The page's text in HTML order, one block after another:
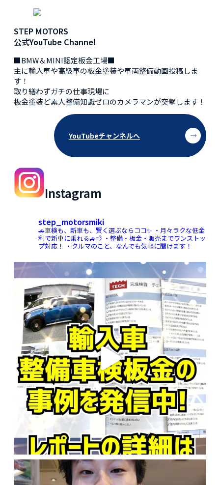
STEP MOTORS
公式YouTube Channel
■BMW＆MINI認定板金工場■
主に輸入車や高級車の板金塗装や車両整備動画投稿しま
す！
取り繕わずガチの仕事現場に
板金塗装ど素人整備知識ゼロのカメラマンが突撃します！
YouTubeチャンネルへ
Instagram
step_motorsmiki
🚗車検も、新車も、賢く選ぶならココ✨ ・月々ラクな低金
利で新車に乗れる🚙💨 ・整備・板金・販売までワンストッ
プ対応！
・クルマのこと、なんでも気軽に聞けます！